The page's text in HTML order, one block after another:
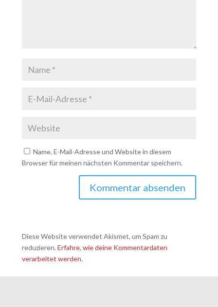
Name, E-Mail-Adresse und Website in diesem
Browser für meinen nächsten Kommentar speichern.
Diese Website verwendet Akismet, um Spam zu
reduzieren. Erfahre, wie deine Kommentardaten
verarbeitet werden.